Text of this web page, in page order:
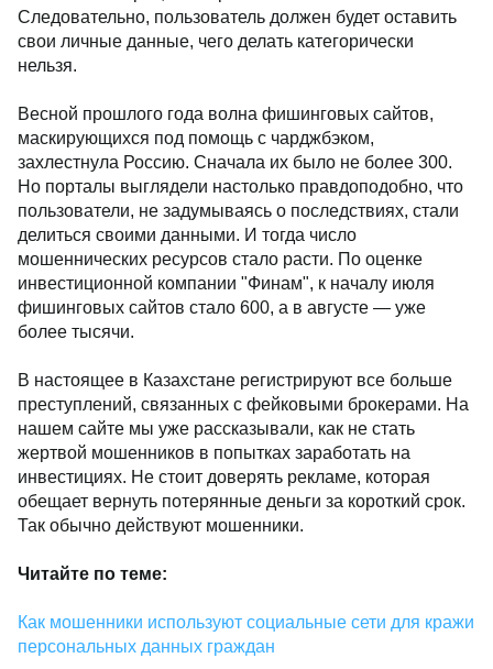
Следовательно, пользователь должен будет оставить
свои личные данные, чего делать категорически
нельзя.
Весной прошлого года волна фишинговых сайтов,
маскирующихся под помощь с чарджбэком,
захлестнула Россию. Сначала их было не более 300.
Но порталы выглядели настолько правдоподобно, что
пользователи, не задумываясь о последствиях, стали
делиться своими данными. И тогда число
мошеннических ресурсов стало расти. По оценке
инвестиционной компании "Финам", к началу июля
фишинговых сайтов стало 600, а в августе — уже
более тысячи.
В настоящее в Казахстане регистрируют все больше
преступлений, связанных с фейковыми брокерами. На
нашем сайте мы уже рассказывали, как не стать
жертвой мошенников в попытках заработать на
инвестициях. Не стоит доверять рекламе, которая
обещает вернуть потерянные деньги за короткий срок.
Так обычно действуют мошенники.
Читайте по теме:
Как мошенники используют социальные сети для кражи
персональных данных граждан